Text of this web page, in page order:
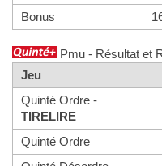
Bonus
Pmu - Résultat et
Jeu
Quinté Ordre -
TIRELIRE
Quinté Ordre